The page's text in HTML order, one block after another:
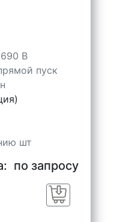
В
пуск
шт
по запросу
Заказать